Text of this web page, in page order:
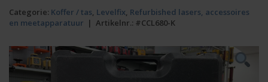
Categorie: Koffer / tas, Levelfix, Refurbished lasers, accessoires
en meetapparatuur | Artikelnr.: #CCL680-K